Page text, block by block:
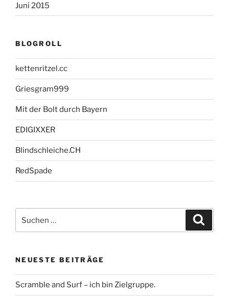
Juni 2015
BLOGROLL
kettenritzel.cc
Griesgram999
Mit der Bolt durch Bayern
EDIGIXXER
Blindschleiche.CH
RedSpade
nach:
NEUESTE BEITRÄGE
Scramble and Surf – ich bin Zielgruppe.